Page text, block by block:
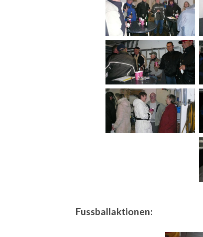
Fussballaktionen: